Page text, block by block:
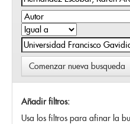
Comenzar nueva busqueda
Añadir filtros:
Usa los filtros para afinar la